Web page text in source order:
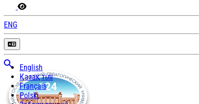
ENG
English
Қазақ тілі
Français
Polski